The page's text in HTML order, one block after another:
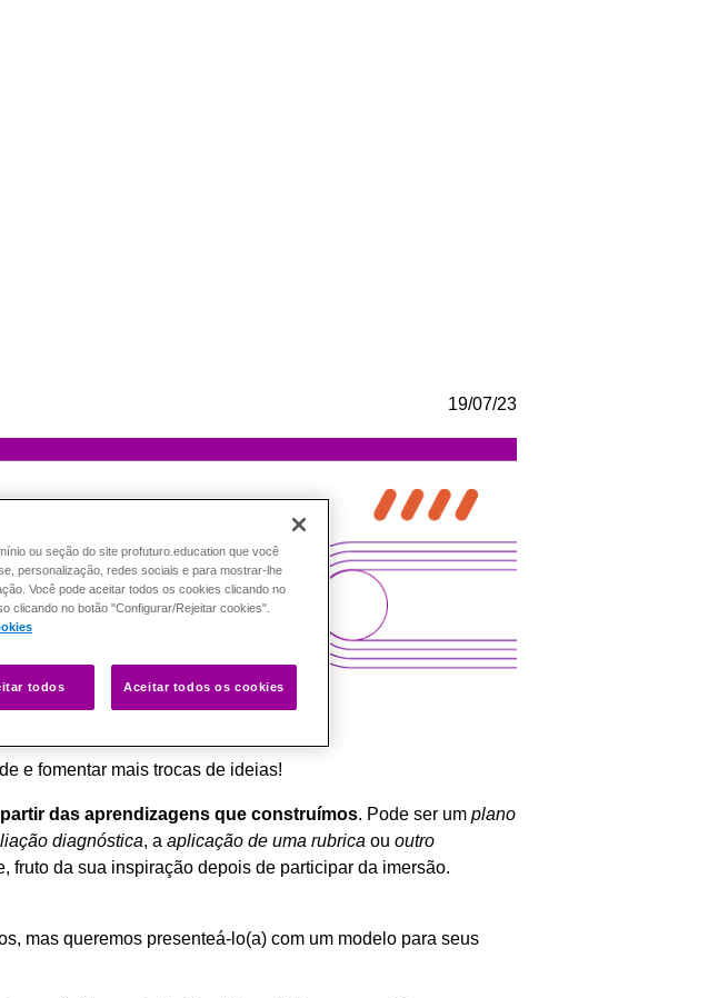
19/07/23
conteúdos até aqui.
e fomentar mais trocas de ideias!
das aprendizagens que construímos. Pode ser um plano
diagnóstica, a aplicação de uma rubrica ou outro
fruto da sua inspiração depois de participar da imersão.
mas queremos presenteá-lo(a) com um modelo para seus
ou seção do site profuturo.education que você
personalização, redes sociais e para mostrar-lhe
Você pode aceitar todos os cookies clicando no
clicando no botão "Configurar/Rejeitar cookies".
todos Aceitar todos os cookies